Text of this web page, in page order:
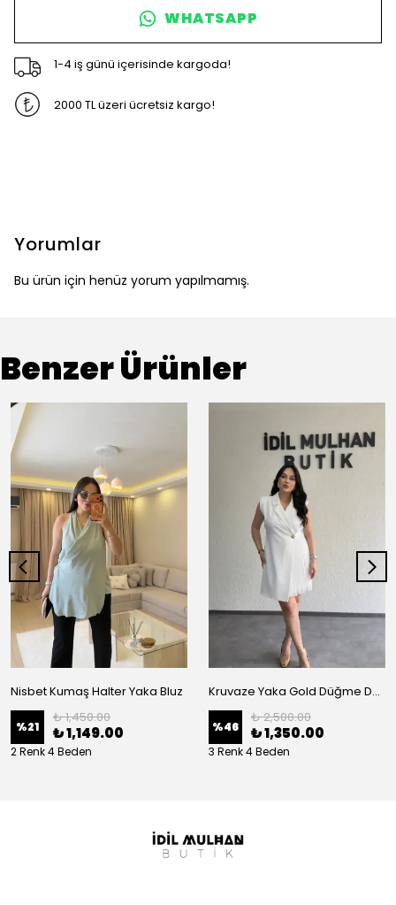
WHATSAPP
1-4 iş günü içerisinde kargoda!
2000 TL üzeri ücretsiz kargo!
Yorumlar
Bu ürün için henüz yorum yapılmamış.
Benzer Ürünler
Nisbet Kumaş Halter Yaka Bluz
%21
₺ 1,450.00
₺ 1,149.00
2 Renk 4 Beden
Kruvaze Yaka Gold Düğme Detaylı Abiye
%46
₺ 2,500.00
₺ 1,350.00
3 Renk 4 Beden